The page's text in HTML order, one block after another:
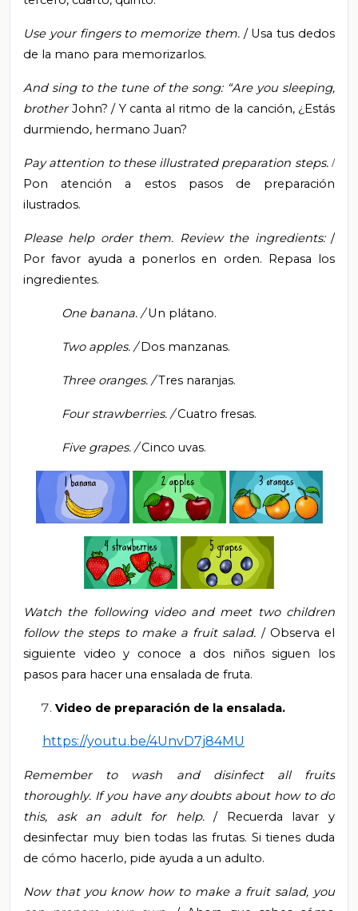
Use your fingers to memorize them. / Usa tus dedos
de la mano para memorizarlos.
And sing to the tune of the song: “Are you sleeping,
brotherJohn? / Y canta al ritmo de la canción, ¿Estás
durmiendo, hermano Juan?
Pay attention to these illustrated preparation steps. /
Pon atención a estos pasos de preparación
ilustrados.
Please help order them. Review the ingredients:/
Por favor ayuda a ponerlos en orden. Repasa los
ingredientes.
One banana. /Un plátano.
Two apples. /Dos manzanas.
Three oranges. /Tres naranjas.
Four strawberries. /Cuatro fresas.
Five grapes. /Cinco uvas.
Watch the following video and meet two children
follow the steps to make a fruit salad. / Observa el
siguiente video y conoce a dos niños siguen los
pasos para hacer una ensalada de fruta.
Video de preparación de la ensalada.
https://youtu.be/4UnvD7j84MU
Remember to wash and disinfect all fruits
thoroughly. If you have any doubts about how to do
this, ask an adult for help./ Recuerda lavar y
desinfectar muy bien todas las frutas. Si tienes duda
de cómo hacerlo, pide ayuda a un adulto.
Now that you know how to make a fruit salad, you